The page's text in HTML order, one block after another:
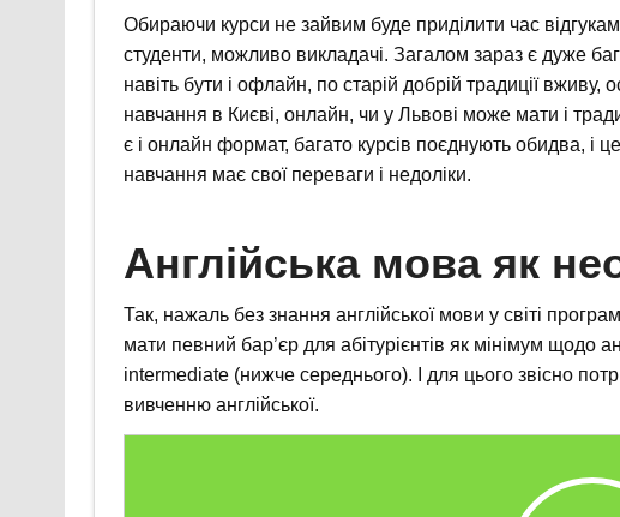
Обираючи курси не зайвим буде приділити час
студенти, можливо викладачі. Загалом зараз є дуже
навіть бути і офлайн, по старій добрій традиції вживу,
навчання в Києві, онлайн, чи у Львові може мати і
є і онлайн формат, багато курсів поєднують обидва, і
навчання має свої переваги і недоліки.
Англійська мова як
Так, нажаль без знання англійської мови у світі
мати певний бар’єр для абітурієнтів як мінімум щодо
intermediate (нижче середнього). І для цього звісно
вивченню англійської.